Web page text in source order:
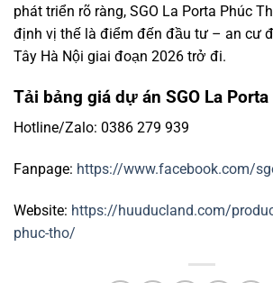
phát triển rõ ràng, SGO La Porta Phúc
định vị thế là điểm đến đầu tư – an cư
Tây Hà Nội giai đoạn 2026 trở đi.
Tải bảng giá dự án SGO La
Hotline/Zalo: 0386 279 939
Fanpage: https://www.facebook.com/
Website: https://huuducland.com/
phuc-tho/